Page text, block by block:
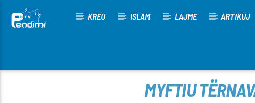
KREU ISLAM LAJME ARTIKUJ
MYFTIU